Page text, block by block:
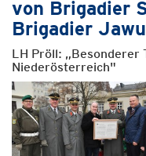
von Brigadier
Brigadier
LH Pröll: „Besonderer
Niederösterreich"